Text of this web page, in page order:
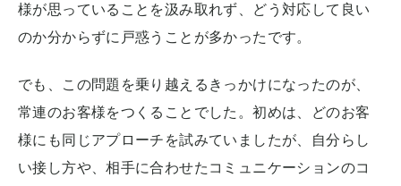
様が思っていることを汲み取れず、どう対応して良い
のか分からずに戸惑うことが多かったです。
でも、この問題を乗り越えるきっかけになったのが、
常連のお客様をつくることでした。初めは、どのお客
様にも同じアプローチを試みていましたが、自分らし
い接し方や、相手に合わせたコミュニケーションのコ